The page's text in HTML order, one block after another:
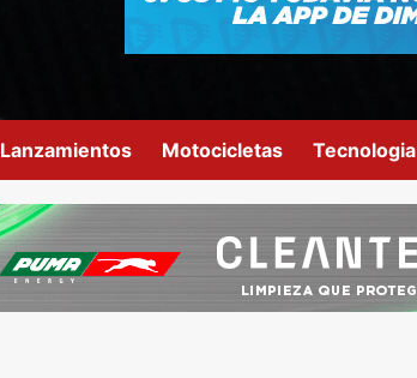
Lanzamientos Motocicletas Tecnologia